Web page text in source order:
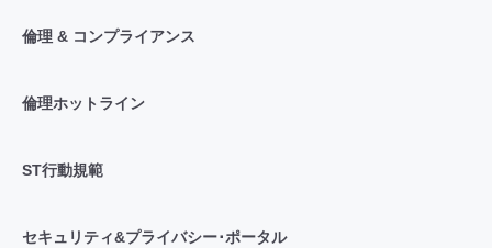
倫理 & コンプライアンス
倫理ホットライン
ST行動規範
セキュリティ&プライバシー･ポータル